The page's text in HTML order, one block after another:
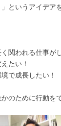
というアイデア
関われる仕事が
たい！
で成長したい！
のために行動を